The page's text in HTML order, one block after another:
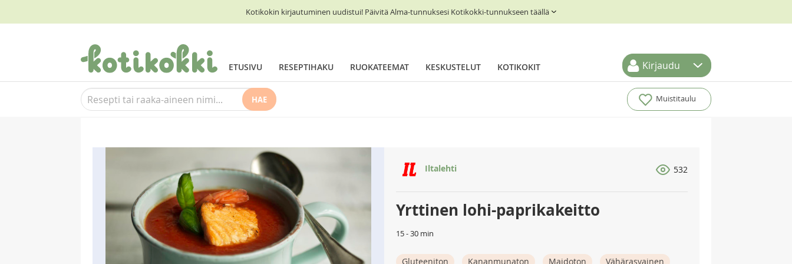
Kotikokin kirjautuminen uudistui! Päivitä Alma-tunnuksesi Kotikokki-tunnukseen täällä
ETUSIVU RESEPTIHAKU RUOKATEEMAT KESKUSTELUT KOTIKOKIT Kirjaudu
HAE Muistitaulu
Iltalehti 532
Yrttinen lohi-paprikakeitto
15 - 30 min
Gluteeniton Kananmunaton Maidoton Vähärasvainen